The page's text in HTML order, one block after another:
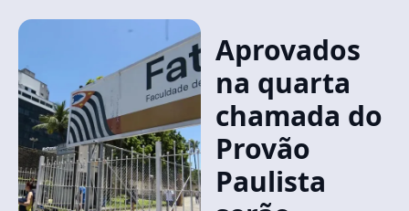
Aprovados
na quarta
chamada do
Provão
Paulista